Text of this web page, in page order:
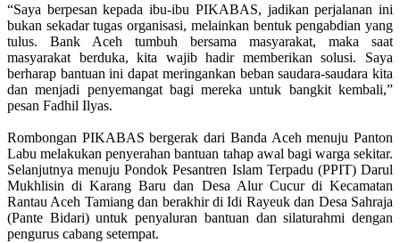
“Saya berpesan kepada ibu-ibu PIKABAS, jadikan perjalanan ini
bukan sekadar tugas organisasi, melainkan bentuk pengabdian yang
tulus. Bank Aceh tumbuh bersama masyarakat, maka saat
masyarakat berduka, kita wajib hadir memberikan solusi. Saya
berharap bantuan ini dapat meringankan beban saudara-saudara kita
dan menjadi penyemangat bagi mereka untuk bangkit kembali,”
pesan Fadhil Ilyas.
Rombongan PIKABAS bergerak dari Banda Aceh menuju Panton
Labu melakukan penyerahan bantuan tahap awal bagi warga sekitar.
Selanjutnya menuju Pondok Pesantren Islam Terpadu (PPIT) Darul
Mukhlisin di Karang Baru dan Desa Alur Cucur di Kecamatan
Rantau Aceh Tamiang dan berakhir di Idi Rayeuk dan Desa Sahraja
(Pante Bidari) untuk penyaluran bantuan dan silaturahmi dengan
pengurus cabang setempat.